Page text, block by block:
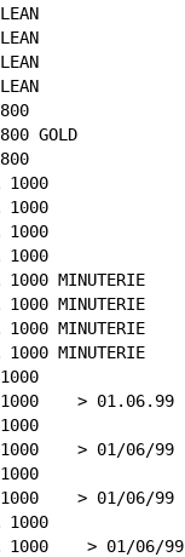
CLEAN
CLEAN
CLEAN
800
800 GOLD
800
1000
1000
1000
1000
1000 MINUTERIE
1000 MINUTERIE
1000 MINUTERIE
1000 MINUTERIE
1000
1000    > 01.06.99
1000
1000    > 01/06/99
1000
1000    > 01/06/99
1000
1000    > 01/06/99